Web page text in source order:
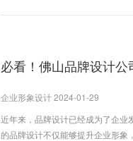
必看！佛山品牌设计
企业形象设计 2024-01-29
近年来，品牌设计已经成为了企业
的品牌设计不仅能够提升企业形